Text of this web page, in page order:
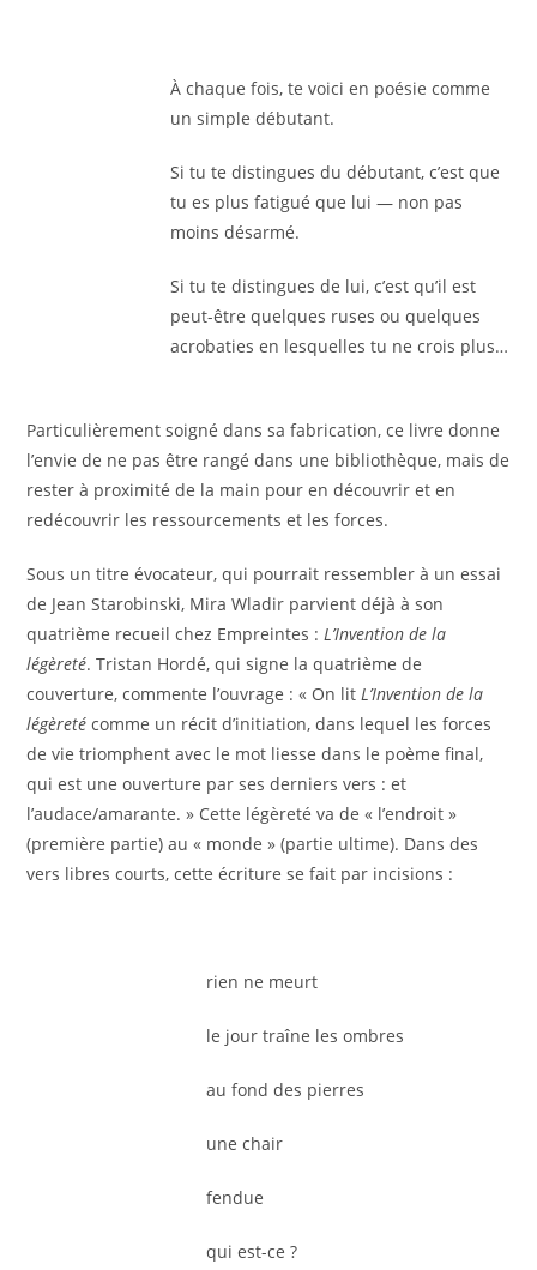
À chaque fois, te voici en poésie comme
un simple débutant.
Si tu te distingues du débutant, c’est que
tu es plus fatigué que lui — non pas
moins désarmé.
Si tu te distingues de lui, c’est qu’il est
peut-être quelques ruses ou quelques
acrobaties en lesquelles tu ne crois plus…
Particulièrement soigné dans sa fabrication, ce livre donne
l’envie de ne pas être rangé dans une bibliothèque, mais de
rester à proximité de la main pour en découvrir et en
redécouvrir les ressourcements et les forces.
Sous un titre évocateur, qui pourrait ressembler à un essai
de Jean Starobinski, Mira Wladir parvient déjà à son
quatrième recueil chez Empreintes :L’Invention de la
légèreté. Tristan Hordé, qui signe la quatrième de
couverture, commente l’ouvrage : « On litL’Invention de la
légèreté comme un récit d’initiation, dans lequel les forces
de vie triomphent avec le mot liesse dans le poème final,
qui est une ouverture par ses derniers vers : et
l’audace/amarante. » Cette légèreté va de « l’endroit »
(première partie) au « monde » (partie ultime). Dans des
vers libres courts, cette écriture se fait par incisions :
rien ne meurt
le jour traîne les ombres
au fond des pierres
une chair
fendue
qui est-ce ?